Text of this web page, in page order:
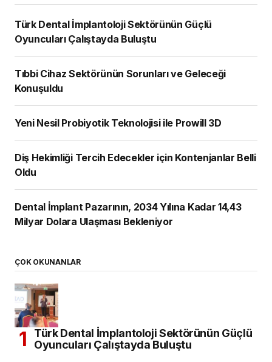
Türk Dental İmplantoloji Sektörünün Güçlü
Oyuncuları Çalıştayda Buluştu
Tıbbi Cihaz Sektörünün Sorunları ve Geleceği
Konuşuldu
Yeni Nesil Probiyotik Teknolojisi ile Prowill 3D
Diş Hekimliği Tercih Edecekler için Kontenjanlar Belli
Oldu
Dental İmplant Pazarının, 2034 Yılına Kadar 14,43
Milyar Dolara Ulaşması Bekleniyor
ÇOK OKUNANLAR
Türk Dental İmplantoloji Sektörünün Güçlü
Oyuncuları Çalıştayda Buluştu